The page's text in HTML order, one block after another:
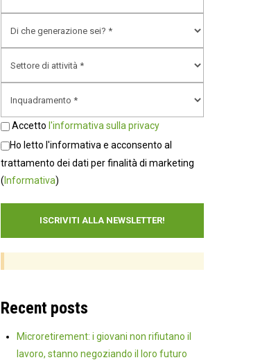
Accetto l'informativa sulla privacy
Ho letto l'informativa e acconsento al
trattamento dei dati per finalità di marketing
( Informativa)
Recent posts
Microretirement: i giovani non rifiutano il
lavoro, stanno negoziando il loro futuro